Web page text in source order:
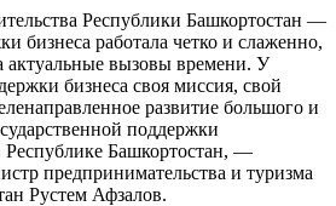
Республики Башкортостан —
бизнеса работала четко и слаженно,
актуальные вызовы времени. У
бизнеса своя миссия, свой
развитие большого и
поддержки
Республике Башкортостан, —
предпринимательства и туризма
Рустем Афзалов.